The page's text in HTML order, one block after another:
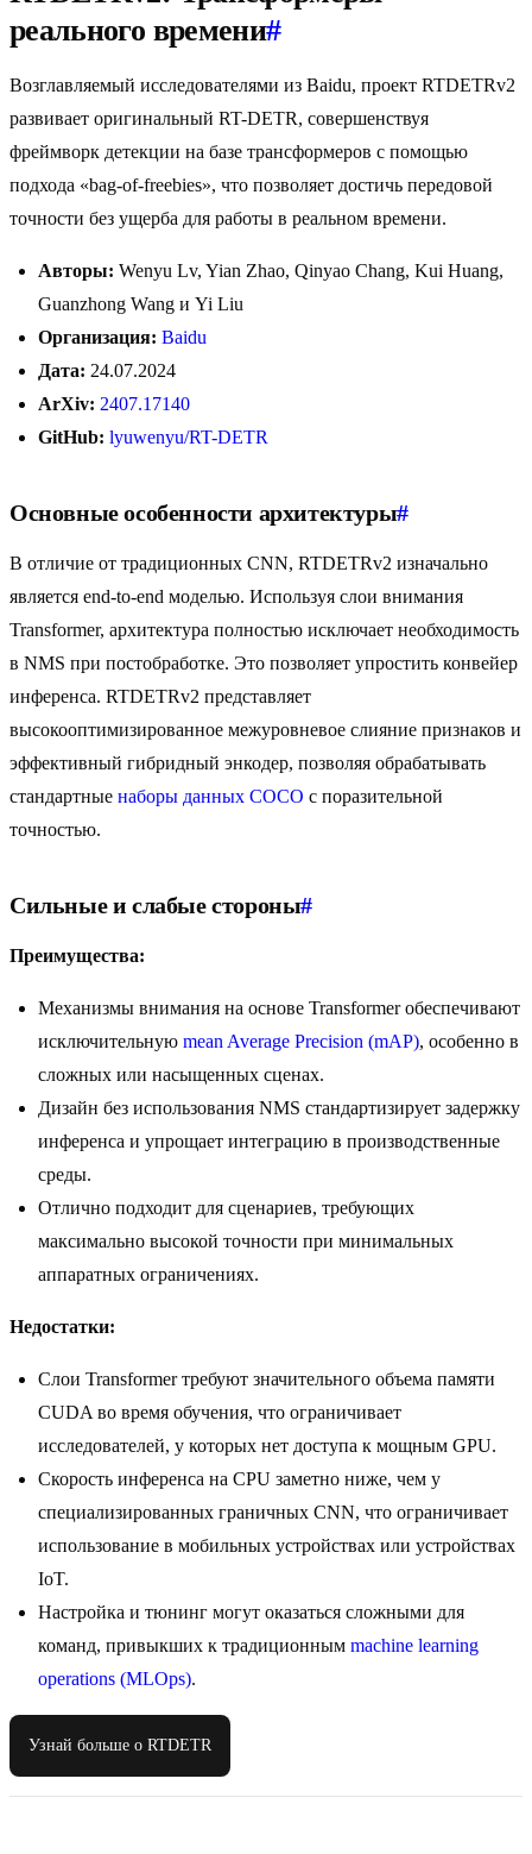
реального времени#
Возглавляемый исследователями из Baidu, проект RTDETRv2
развивает оригинальный RT-DETR, совершенствуя
фреймворк детекции на базе трансформеров с помощью
подхода «bag-of-freebies», что позволяет достичь передовой
точности без ущерба для работы в реальном времени.
Авторы: Wenyu Lv, Yian Zhao, Qinyao Chang, Kui Huang,
Guanzhong Wang и Yi Liu
Организация: Baidu
Дата: 24.07.2024
ArXiv: 2407.17140
GitHub: lyuwenyu/RT-DETR
Основные особенности архитектуры#
В отличие от традиционных CNN, RTDETRv2 изначально
является end-to-end моделью. Используя слои внимания
Transformer, архитектура полностью исключает необходимость
в NMS при постобработке. Это позволяет упростить конвейер
инференса. RTDETRv2 представляет
высокооптимизированное межуровневое слияние признаков и
эффективный гибридный энкодер, позволяя обрабатывать
стандартные наборы данных COCO с поразительной
точностью.
Сильные и слабые стороны#
Преимущества:
Механизмы внимания на основе Transformer обеспечивают
исключительную mean Average Precision (mAP), особенно в
сложных или насыщенных сценах.
Дизайн без использования NMS стандартизирует задержку
инференса и упрощает интеграцию в производственные
среды.
Отлично подходит для сценариев, требующих
максимально высокой точности при минимальных
аппаратных ограничениях.
Недостатки:
Слои Transformer требуют значительного объема памяти
CUDA во время обучения, что ограничивает
исследователей, у которых нет доступа к мощным GPU.
Скорость инференса на CPU заметно ниже, чем у
специализированных граничных CNN, что ограничивает
использование в мобильных устройствах или устройствах
IoT.
Настройка и тюнинг могут оказаться сложными для
команд, привыкших к традиционным machine learning
operations (MLOps).
Узнай больше о RTDETR